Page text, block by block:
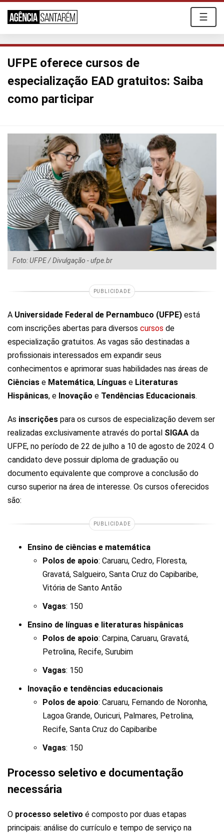
☰
UFPE oferece cursos de
especialização EAD gratuitos: Saiba
como participar
Foto: UFPE / Divulgação - ufpe.br
PUBLICIDADE
A Universidade Federal de Pernambuco (UFPE) está
com inscrições abertas para diversos cursos de
especialização gratuitos. As vagas são destinadas a
profissionais interessados em expandir seus
conhecimentos e aprimorar suas habilidades nas áreas de
Ciências e Matemática, Línguas e Literaturas
Hispânicas, e Inovação e Tendências Educacionais.
As inscrições para os cursos de especialização devem ser
realizadas exclusivamente através do portal SIGAA da
UFPE, no período de 22 de julho a 10 de agosto de 2024. O
candidato deve possuir diploma de graduação ou
documento equivalente que comprove a conclusão do
curso superior na área de interesse. Os cursos oferecidos
são:
PUBLICIDADE
Ensino de ciências e matemática
Polos de apoio: Caruaru, Cedro, Floresta,
Gravatá, Salgueiro, Santa Cruz do Capibaribe,
Vitória de Santo Antão
Vagas: 150
Ensino de línguas e literaturas hispânicas
Polos de apoio: Carpina, Caruaru, Gravatá,
Petrolina, Recife, Surubim
Vagas: 150
Inovação e tendências educacionais
Polos de apoio: Caruaru, Fernando de Noronha,
Lagoa Grande, Ouricuri, Palmares, Petrolina,
Recife, Santa Cruz do Capibaribe
Vagas: 150
Processo seletivo e documentação
necessária
O processo seletivo é composto por duas etapas
principais: análise do currículo e tempo de serviço na